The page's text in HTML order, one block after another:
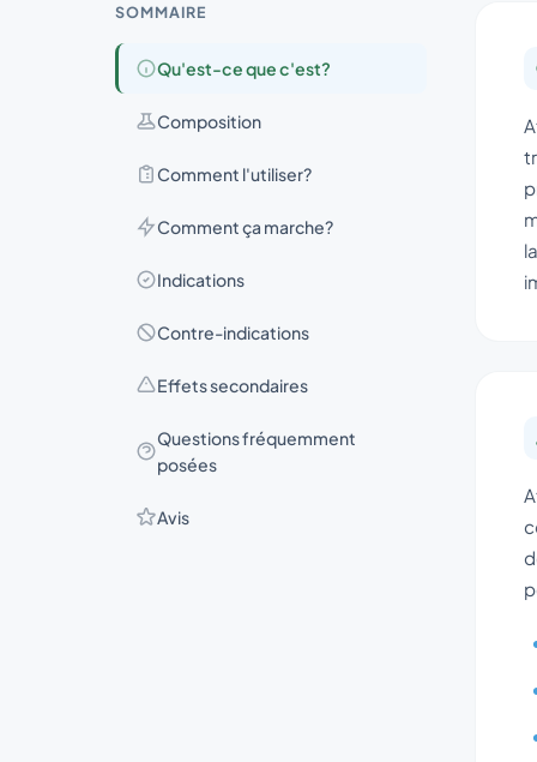
SOMMAIRE
Qu'est-ce que c'est?
Composition
Comment l'utiliser?
Comment ça marche?
Indications
Contre-indications
Effets secondaires
Questions fréquemment
posées
Avis